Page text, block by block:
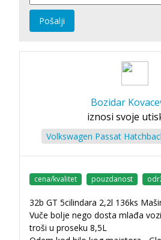
Pošalji
Bozidar
iznosi svoje
Volkswagen Passat
cena/kvalitet pouzdanost
32b GT 5cilindara 2,2l 136ks
Vuče bolje nego dosta mlađa
troši u proseku 8,5L